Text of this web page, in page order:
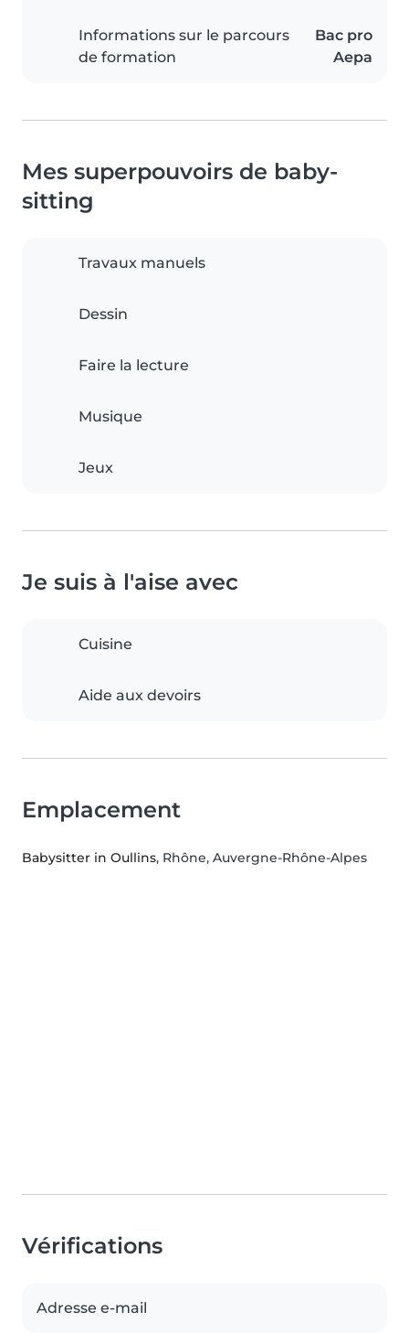
Informations sur le parcours
de formation
Bac pro
Aepa
Mes superpouvoirs de baby-
sitting
Travaux manuels
Dessin
Faire la lecture
Musique
Jeux
Je suis à l'aise avec
Cuisine
Aide aux devoirs
Emplacement
Babysitter in Oullins, Rhône, Auvergne-Rhône-Alpes
Vérifications
Adresse e-mail